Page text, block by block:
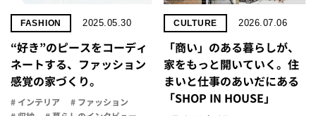
FASHION 2025.05.30
“好き”のピースをコーディ
ネートする、ファッション
感覚の家づくり。
# インテリア
# ファッション
CULTURE 2026.07.06
「商い」の​ある​暮らしが、​
家を​もっと​開いていく。​住
まいと​仕事の​あいだに​ある​
「SHOP IN HOUSE」